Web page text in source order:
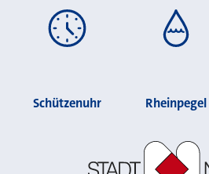
Schützenuhr Rheinpegel